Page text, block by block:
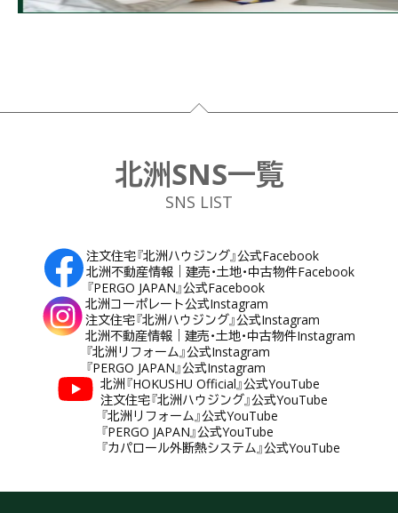
フッター
北洲SNS一覧
SNS LIST
注文住宅『北洲ハウジング』公式Facebook
北洲不動産情報｜建売・土地・中古物件Facebook
『PERGO JAPAN』公式Facebook
北洲コーポレート公式Instagram
注文住宅『北洲ハウジング』公式Instagram
北洲不動産情報｜建売・土地・中古物件Instagram
『北洲リフォーム』公式Instagram
『PERGO JAPAN』公式Instagram
北洲『HOKUSHU Official』公式YouTube
注文住宅『北洲ハウジング』公式YouTube
『北洲リフォーム』公式YouTube
『PERGO JAPAN』公式YouTube
『カパロール外断熱システム』公式YouTube